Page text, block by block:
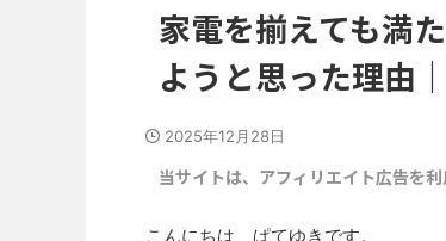
家電を揃えても満
ようと思った理由
2025年12月28日
当サイトは、アフィリエイト広告を
こんにちは、ぱてゆきです。